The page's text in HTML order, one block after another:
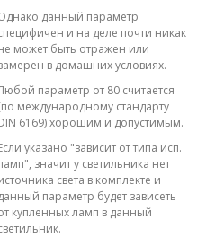
данный параметр
и на деле почти никак
может быть отражен или
в домашних условиях.
параметр от 80 считается
международному стандарту
6169) хорошим и допустимым.
указано "зависит от типа исп.
значит у светильника нет
света в комплекте и
параметр будет зависеть
купленных ламп в данный